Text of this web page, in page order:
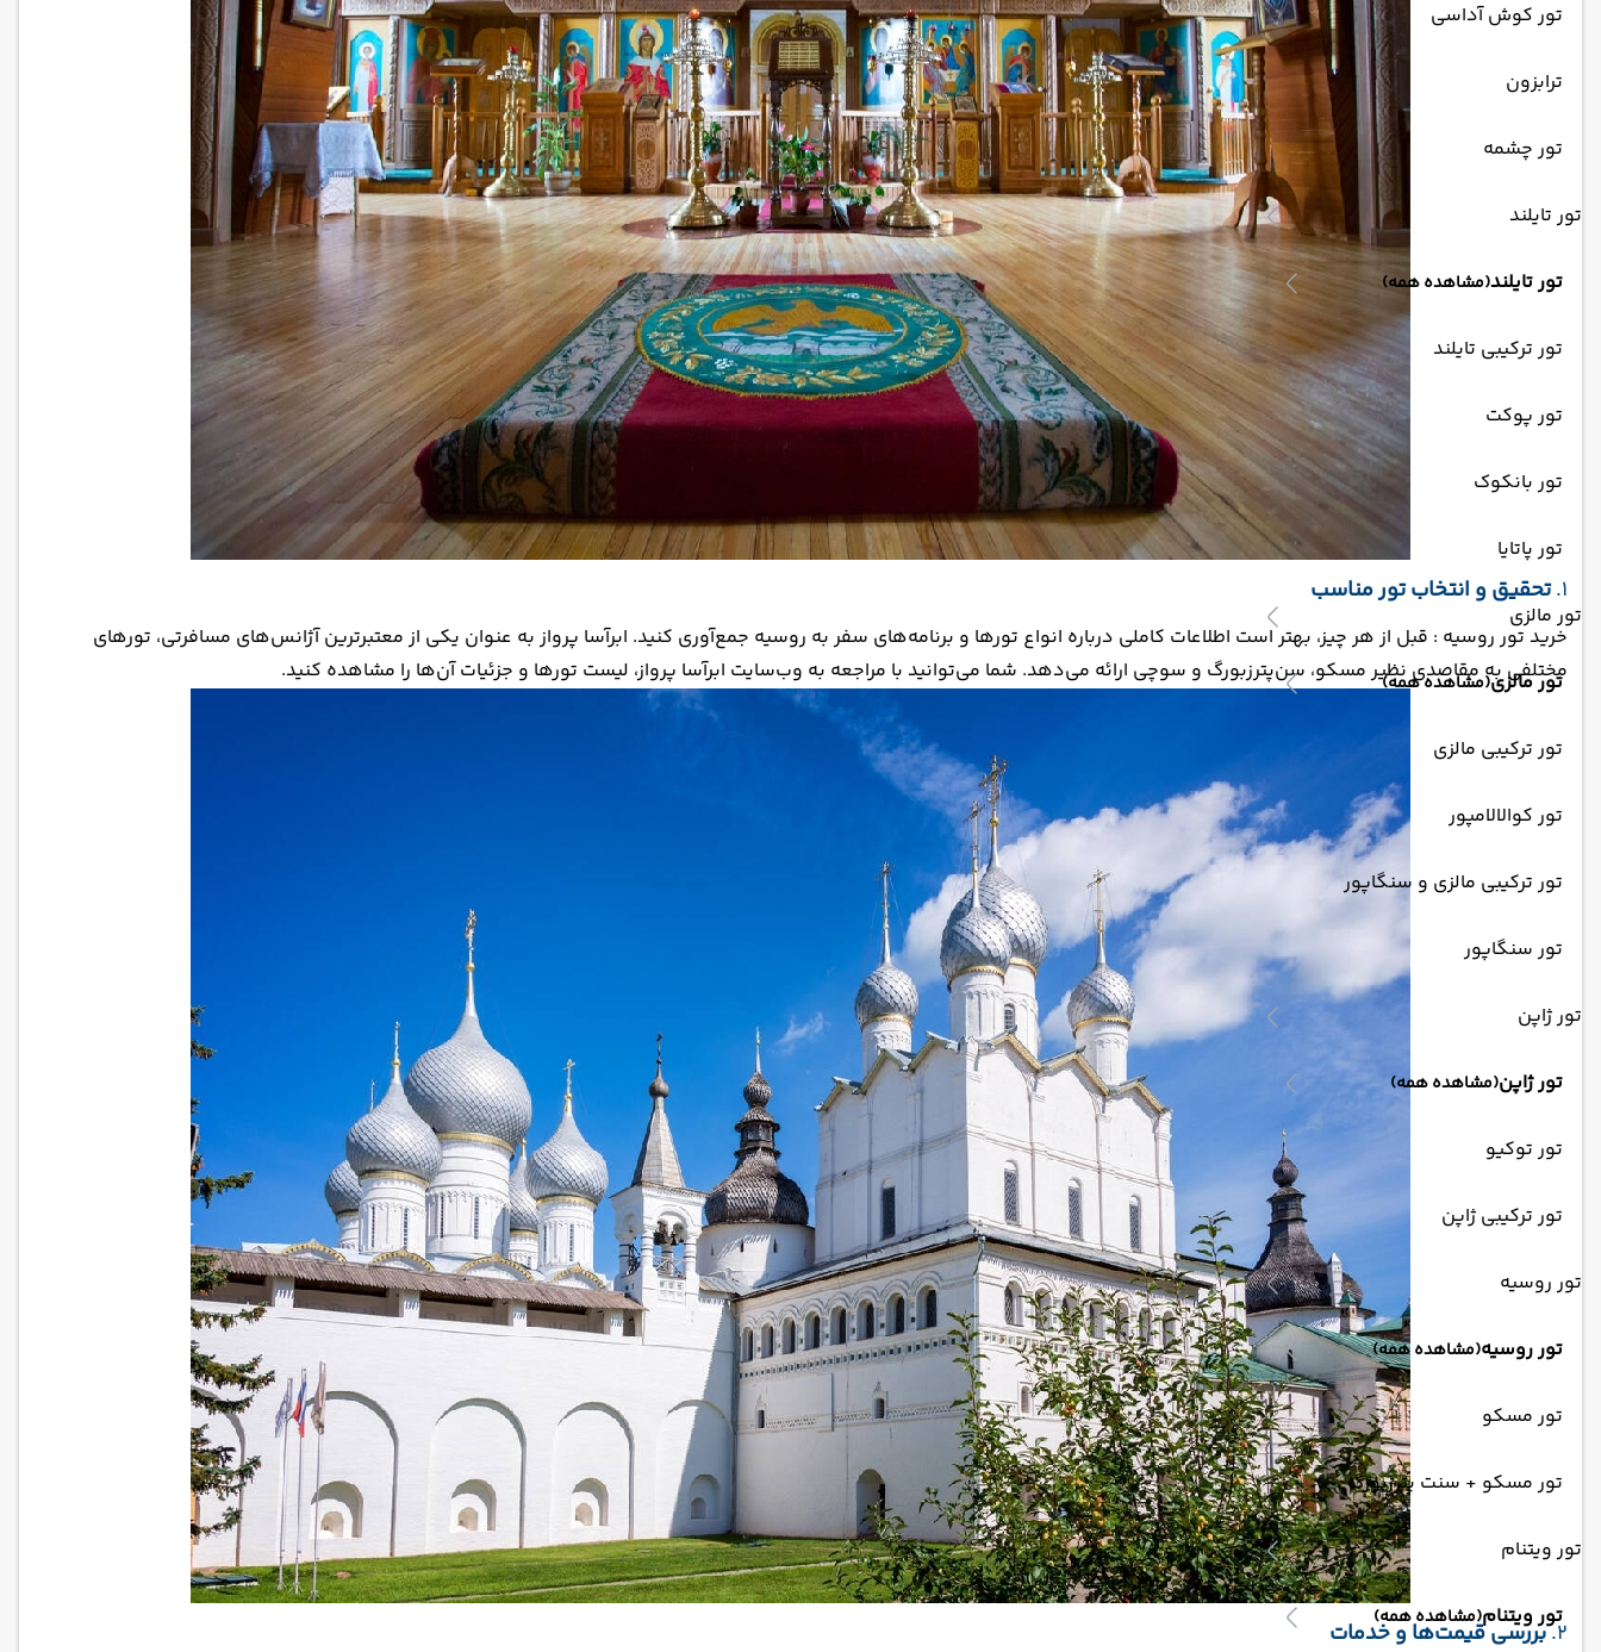
تور کوش آداسی
ترابزون
تور چشمه
تور تایلند
تور تایلند(مشاهده همه)
تور ترکیبی تایلند
تور پوکت
تور بانکوک
تور پاتایا
تور مالزی
تور مالزی(مشاهده همه)
تور ترکیبی مالزی
تور کوالالامپور
تور ترکیبی مالزی و سنگاپور
تور سنگاپور
تور ژاپن
تور ژاپن(مشاهده همه)
تور توکیو
تور ترکیبی ژاپن
تور روسیه
تور روسیه(مشاهده همه)
تور مسکو
تور مسکو + سنت پترزبورگ
تور ویتنام
تور ویتنام(مشاهده همه)
1. تحقیق و انتخاب تور مناسب
خرید تور روسیه : قبل از هر چیز، بهتر است اطلاعات کاملی درباره انواع تورها و برنامه‌های سفر به روسیه جمع‌آوری کنید. ابرآسا پرواز به عنوان یکی از معتبرترین آژانس‌های مسافرتی، تورهای
مختلفی به مقاصدی نظیر مسکو، سن‌پترزبورگ و سوچی ارائه می‌دهد. شما می‌توانید با مراجعه به وب‌سایت ابرآسا پرواز، لیست تورها و جزئیات آن‌ها را مشاهده کنید.
2. بررسی قیمت‌ها و خدمات